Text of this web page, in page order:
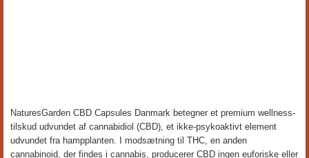
NaturesGarden CBD Capsules Danmark betegner et premium wellness-
tilskud udvundet af cannabidiol (CBD), et ikke-psykoaktivt element
udvundet fra hampplanten. I modsætning til THC, en anden
cannabinoid, der findes i cannabis, producerer CBD ingen euforiske eller